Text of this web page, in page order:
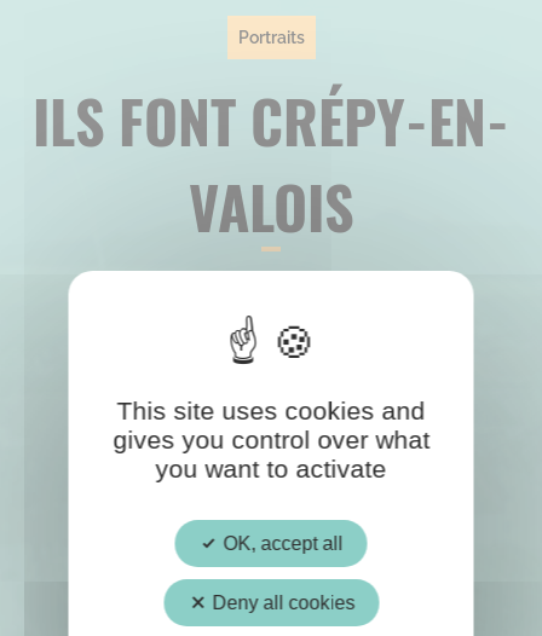
Portraits
ILS FONT CRÉPY-EN-
VALOIS
This site uses cookies and
gives you control over what
you want to activate
OK, accept all
Deny all cookies